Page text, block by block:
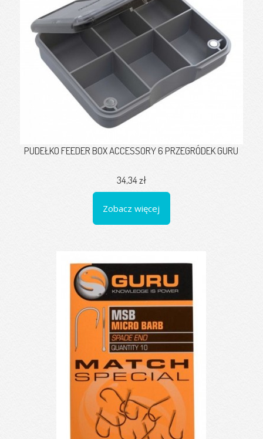
PUDEŁKO FEEDER BOX ACCESSORY 6 PRZEGRÓDEK GURU
34,34 zł
Zobacz więcej